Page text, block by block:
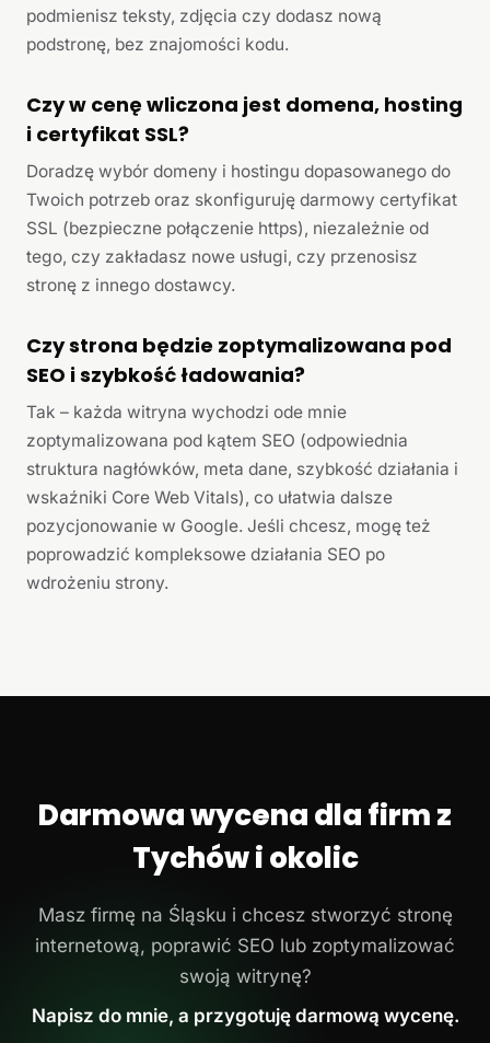
podmienisz teksty, zdjęcia czy dodasz nową
podstronę, bez znajomości kodu.
Czy w cenę wliczona jest domena, hosting
i certyfikat SSL?
Doradzę wybór domeny i hostingu dopasowanego do
Twoich potrzeb oraz skonfiguruję darmowy certyfikat
SSL (bezpieczne połączenie https), niezależnie od
tego, czy zakładasz nowe usługi, czy przenosisz
stronę z innego dostawcy.
Czy strona będzie zoptymalizowana pod
SEO i szybkość ładowania?
Tak – każda witryna wychodzi ode mnie
zoptymalizowana pod kątem SEO (odpowiednia
struktura nagłówków, meta dane, szybkość działania i
wskaźniki Core Web Vitals), co ułatwia dalsze
pozycjonowanie w Google. Jeśli chcesz, mogę też
poprowadzić kompleksowe działania SEO po
wdrożeniu strony.
Darmowa wycena dla firm z
Tychów i okolic
Masz firmę na Śląsku i chcesz stworzyć stronę
internetową, poprawić SEO lub zoptymalizować
swoją witrynę?
Napisz do mnie, a przygotuję darmową wycenę.